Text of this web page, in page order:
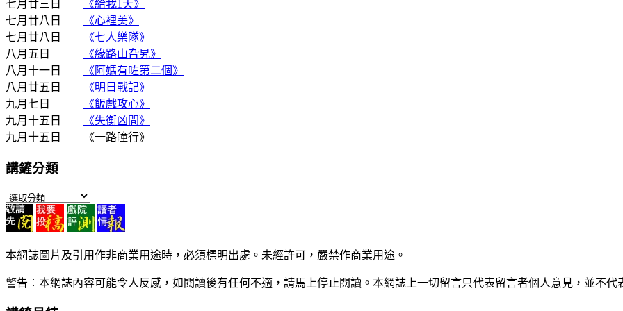
七月廿三日
《給我1天》
七月廿八日
《心裡美》
七月廿八日
《七人樂隊》
八月五日
《緣路山旮旯》
八月十一日
《阿媽有咗第二個》
八月廿五日
《明日戰記》
九月七日
《飯戲攻心》
九月十五日
《失衡凶間》
九月十五日 《一路瞳行》
講鏟分類
講
鏟
分
類
本網誌圖片及引用作非商業用途時，必須標明出處。未經許可，嚴禁作商業用途。
警告︰本網誌內容可能令人反感，如閱讀後有任何不適，請馬上停止閱讀。本網誌上一切留言只代表留言者個人意見，並不代